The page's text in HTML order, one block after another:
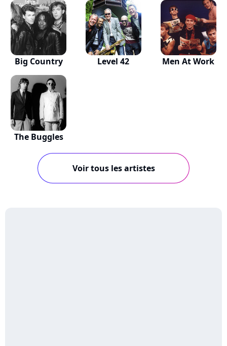
Big Country Level 42 Men At Work
The Buggles
Voir tous les artistes